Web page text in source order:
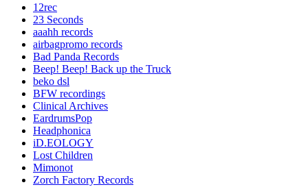
12rec
23 Seconds
aaahh records
airbagpromo records
Bad Panda Records
Beep! Beep! Back up the Truck
beko dsl
BFW recordings
Clinical Archives
EardrumsPop
Headphonica
iD.EOLOGY
Lost Children
Mimonot
Zorch Factory Records